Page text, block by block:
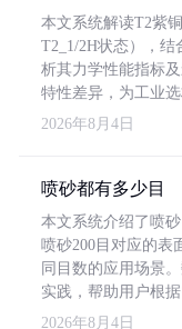
本文系统解读T2紫
T2_1/2H状态），结
析其力学性能指标
特性差异，为工业选
2026年8月4日
喷砂都有多少目
本文系统介绍了喷
喷砂200目对应的表
同目数的应用场景
实践，帮助用户根
2026年8月4日